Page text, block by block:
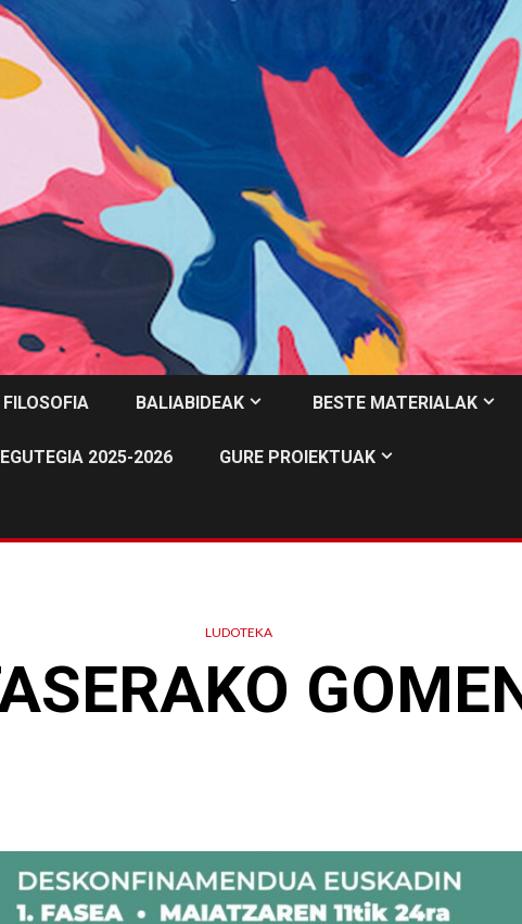
FILOSOFIA BALIABIDEAK BESTE MATERIALAK
EGUTEGIA 2025-2026 GURE PROIEKTUAK
LUDOTEKA